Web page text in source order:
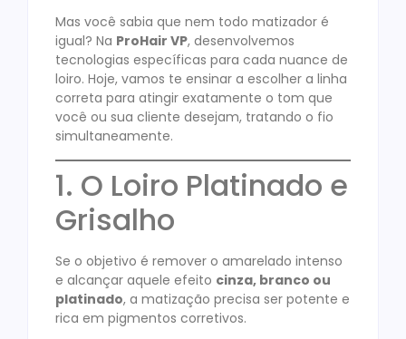
Mas você sabia que nem todo matizador é
igual? Na ProHair VP, desenvolvemos
tecnologias específicas para cada nuance de
loiro. Hoje, vamos te ensinar a escolher a linha
correta para atingir exatamente o tom que
você ou sua cliente desejam, tratando o fio
simultaneamente.
1. O Loiro Platinado e
Grisalho
Se o objetivo é remover o amarelado intenso
e alcançar aquele efeito cinza, branco ou
platinado, a matização precisa ser potente e
rica em pigmentos corretivos.